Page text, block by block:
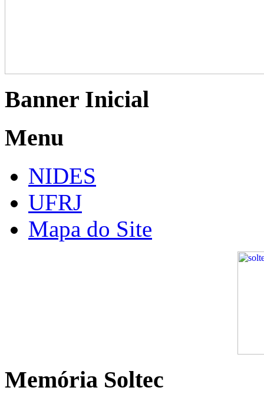
Banner Inicial
Menu
NIDES
UFRJ
Mapa do Site
Memória Soltec